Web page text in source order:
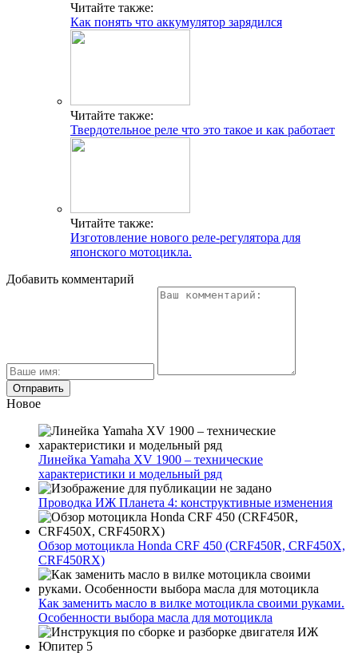
Читайте также:
Как понять что аккумулятор зарядился
Читайте также:
Твердотельное реле что это такое и как работает
Читайте также:
Изготовление нового реле-регулятора для
японского мотоцикла.
Добавить комментарий
Новое
Линейка Yamaha XV 1900 – технические
характеристики и модельный ряд
Проводка ИЖ Планета 4: конструктивные изменения
Обзор мотоцикла Honda CRF 450 (CRF450R, CRF450X,
CRF450RX)
Как заменить масло в вилке мотоцикла своими руками.
Особенности выбора масла для мотоцикла